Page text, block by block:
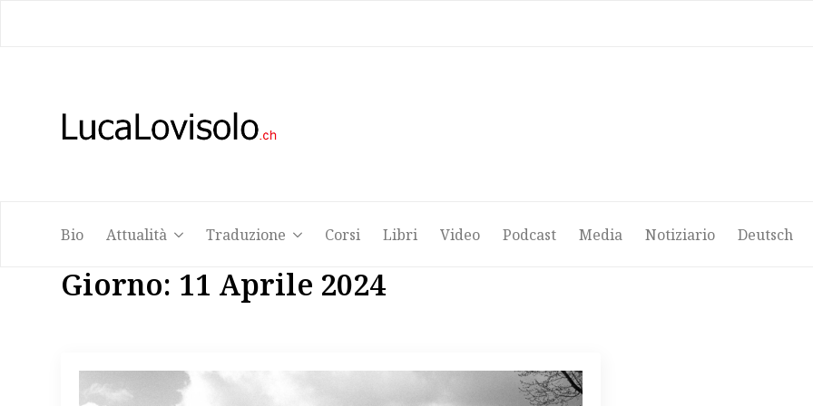
Bio Attualità Traduzione Corsi Libri Video Podcast Media Notiziario Deutsch
Giorno: 11 Aprile 2024